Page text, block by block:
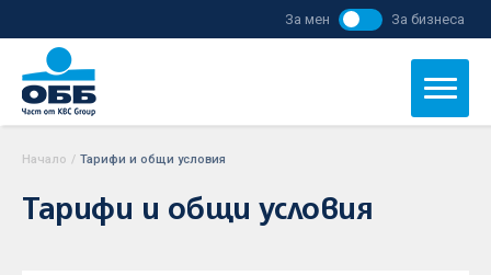
За мен За бизнеса
Начало / Тарифи и общи условия
Тарифи и общи условия